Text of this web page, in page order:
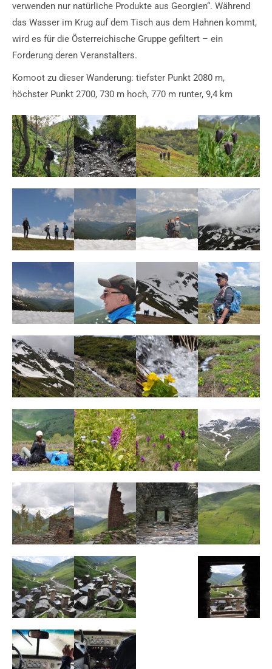
verwenden nur natürliche Produkte aus Georgien“. Während
das Wasser im Krug auf dem Tisch aus dem Hahnen kommt,
wird es für die Österreichische Gruppe gefiltert – ein
Forderung deren Veranstalters.
Komoot zu dieser Wanderung: tiefster Punkt 2080 m,
höchster Punkt 2700, 730 m hoch, 770 m runter, 9,4 km